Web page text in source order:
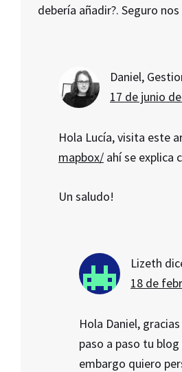
debería añadir?. Seguro
Daniel,
17 de junio
Hola Lucía, visita este
mapbox/ ahí se explica
Un saludo!
Lizeth
18 de
Hola Daniel,
paso a paso tu
embargo quiero